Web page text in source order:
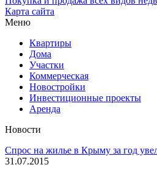
Карта сайта
Меню
Квартиры
Дома
Участки
Коммерческая
Новостройки
Инвестиционные проекты
Аренда
Новости
Спрос на жилье в Крыму за год
31.07.2015